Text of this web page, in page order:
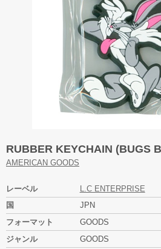
RUBBER KEYCHAIN (BUGS
AMERICAN GOODS
レーベル
L.C ENTERPRISE
国
JPN
フォーマット
GOODS
ジャンル
GOODS